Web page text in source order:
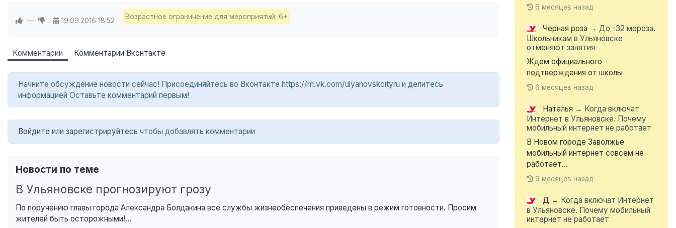
— 19.09.2016 18:52 Возрастное ограничение для мероприятий: 6+
Комментарии Комментарии Вконтакте
Начните обсуждение новости сейчас! Присоединяйтесь во Вконтакте https://m.vk.com/ulyanovskcityru и делитесь
информацией Оставьте комментарий первым!
Войдите или зарегистрируйтесь чтобы добавлять комментарии
Новости по теме
В Ульяновске прогнозируют грозу
По поручению главы города Александра Болдакина все службы жизнеобеспечения приведены в режим готовности. Просим
жителей быть осторожными!...
6 месяцев назад
Чёрная роза → До -32 мороза.
Школьникам в Ульяновске
отменяют занятия
Ждем официального
подтверждения от школы
6 месяцев назад
Наталья → Когда включат
Интернет в Ульяновске. Почему
мобильный интернет не работает
В Новом городе Заволжье
мобильный интернет совсем не
работает...
9 месяцев назад
Д → Когда включат Интернет
в Ульяновске. Почему мобильный
интернет не работает